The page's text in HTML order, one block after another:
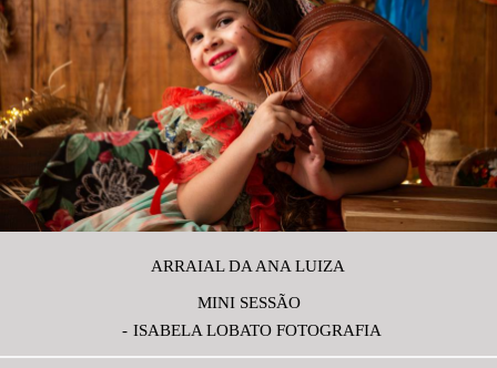
ARRAIAL DA ANA LUIZA
MINI SESSÃO
ISABELA LOBATO FOTOGRAFIA